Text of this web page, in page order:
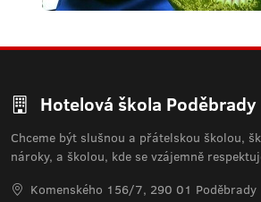
Hotelová škola Poděbrady
Chceme být slušnou a přátelskou školou,
nároky, a školou, kde se vzájemně
Komenského 156/7, 290 01 Poděbrady